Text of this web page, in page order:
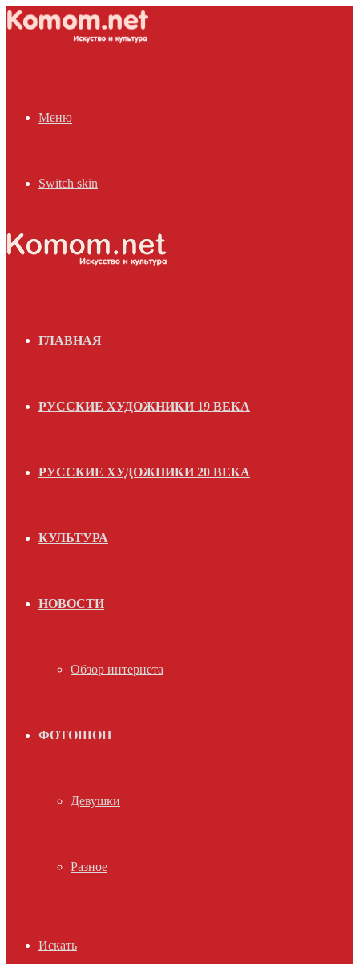
Меню
Switch skin
ГЛАВНАЯ
РУССКИЕ ХУДОЖНИКИ 19 ВЕКА
РУССКИЕ ХУДОЖНИКИ 20 ВЕКА
КУЛЬТУРА
НОВОСТИ
Обзор интернета
ФОТОШОП
Девушки
Разное
Искать